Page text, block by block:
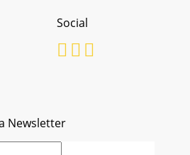
Social
Newsletter